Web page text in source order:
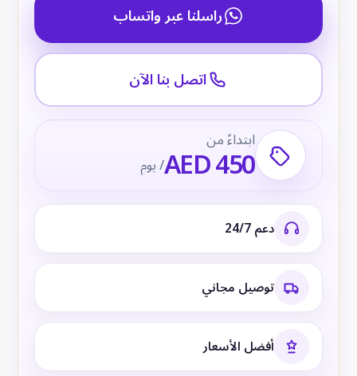
راسلنا عبر واتساب
اتصل بنا الآن
ابتداءً من
AED 450/ يوم
دعم 24/7
توصيل مجاني
أفضل الأسعار